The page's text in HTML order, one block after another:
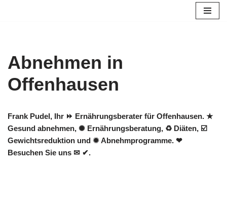
Abnehmen in
Offenhausen
Frank Pudel, Ihr ⏩ Ernährungsberater für Offenhausen. ★
Gesund abnehmen, ✺ Ernährungsberatung, ♻ Diäten, ☑️
Gewichtsreduktion und ✹ Abnehmprogramme. ❤
Besuchen Sie uns ✉ ✔.